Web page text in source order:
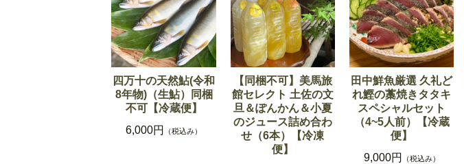
四万十の天然鮎(令和
8年物)（生鮎）同梱
不可【冷蔵便】
6,000円
（税込み）
【同梱不可】美馬旅
館セレクト 土佐の文
旦＆ぽんかん＆小夏
のジュース詰め合わ
せ（6本）【冷凍
便】
田中鮮魚厳選 久礼ど
れ鰹の藁焼きタタキ
スペシャルセット
（4~5人前）【冷蔵
便】
9,000円
（税込み）